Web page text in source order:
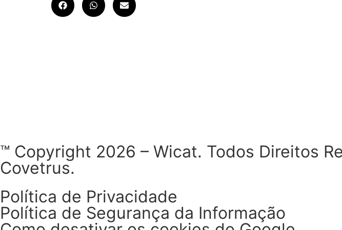
™ Copyright 2026 – Wicat. Todos Direitos
Covetrus.
Política de Privacidade
Política de Segurança da Informação